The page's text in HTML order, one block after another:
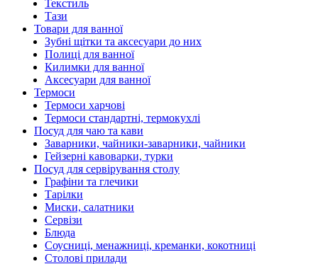
Текстиль
Тази
Товари для ванної
Зубні щітки та аксесуари до них
Полиці для ванної
Килимки для ванної
Аксесуари для ванної
Термоси
Термоси харчові
Термоси стандартні, термокухлі
Посуд для чаю та кави
Заварники, чайники-заварники, чайники
Гейзерні кавоварки, турки
Посуд для сервірування столу
Графіни та глечики
Тарілки
Миски, салатники
Сервізи
Блюда
Соусниці, менажниці, креманки, кокотниці
Столові прилади